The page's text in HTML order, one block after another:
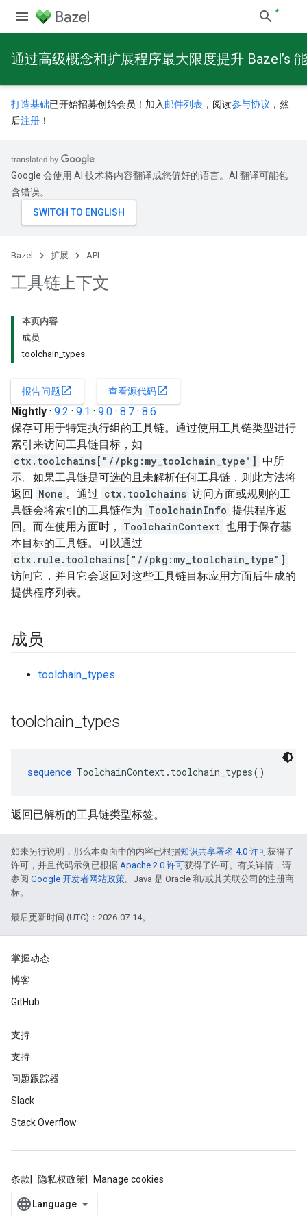
通过高级概念和扩展程序最大限度提升 Bazel’s
打造基础已开始招募创始会员！加入 邮件列表 ，阅读参与协议 ，然
后注册 ！
Google 会使用 AI 技术将内容翻译成您偏好的语言。AI 翻译可能包
含错误。
Bazel 扩展 API
工具链上下文
本页内容
成员
toolchain_types
报告问题open_in_new 查看源代码open_in_new
Nightly · 9.2 · 9.1 · 9.0 · 8.7 · 8.6
保存可用于特定执行组的工具链。通过使用工具链类型进行
索引来访问工具链目标，如
ctx.toolchains["//pkg:my_toolchain_type"] 中所
示。如果工具链是可选的且未解析任何工具链，则此方法将
返回 None 。通过 ctx.toolchains 访问方面或规则的工
具链会将索引的工具链作为 ToolchainInfo 提供程序返
回。而在使用方面时，
ToolchainContext 也用于保存基
本目标的工具链。可以通过
ctx.rule.toolchains["//pkg:my_toolchain_type"]
访问它，并且它会返回对这些工具链目标应用方面后生成的
提供程序列表。
成员
toolchain_types
toolchain types
sequence ToolchainContext.toolchain_types()
返回已解析的工具链类型标签。
如未另行说明，那么本页面中的内容已根据知识共享署名 4.0 许可获得了
许可，并且代码示例已根据 Apache 2.0 许可获得了许可。有关详情，请
参阅 Google 开发者网站政策。Java 是 Oracle 和/或其关联公司的注册商
标。
最后更新时间 (UTC)：2026-07-14。
掌握动态
博客
GitHub
支持
支持
问题跟踪器
Slack
Stack Overflow
条款 隐私权政策 Manage cookies